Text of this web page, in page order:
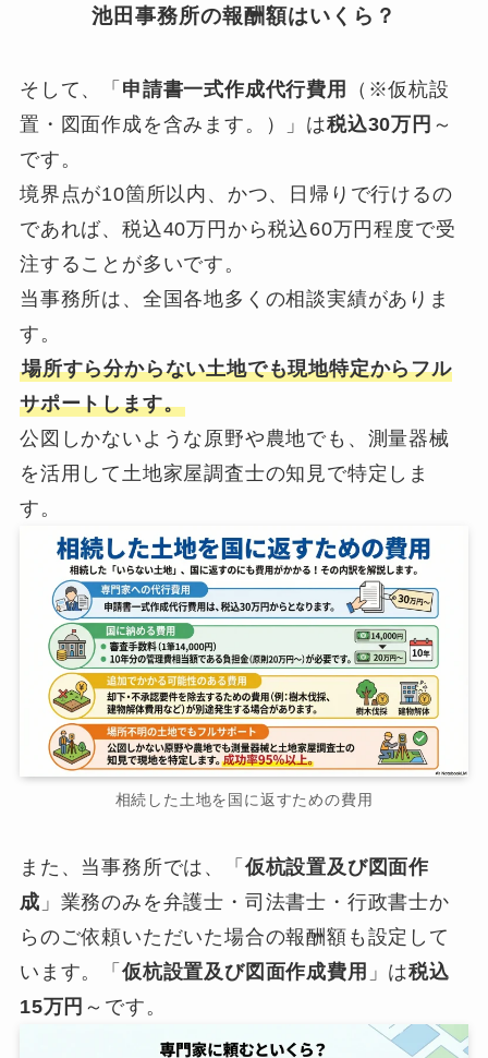
池田事務所の報酬額はいくら？
そして、「 申請書一式作成代行費用
（※仮杭設
置・図面作成を含みます。）」は税込30万円 ～
です。
境界点が10箇所以内、かつ、日帰りで行けるの
であれば、税込40万円から税込60万円程度で受
注することが多いです。
当事務所は、全国各地多くの相談実績がありま
す。
場所すら分からない土地でも現地特定からフル
サポートします。
公図しかないような原野や農地でも、測量器械
を活用して土地家屋調査士の知見で特定しま
す。
相続した土地を国に返すための費用
また、当事務所では、「 仮杭設置及び図面作
成 」業務のみを弁護士・司法書士・行政書士か
らのご依頼いただいた場合の報酬額も設定して
います。「 仮杭設置及び図面作成費用 」は税込
15万円 ～です。